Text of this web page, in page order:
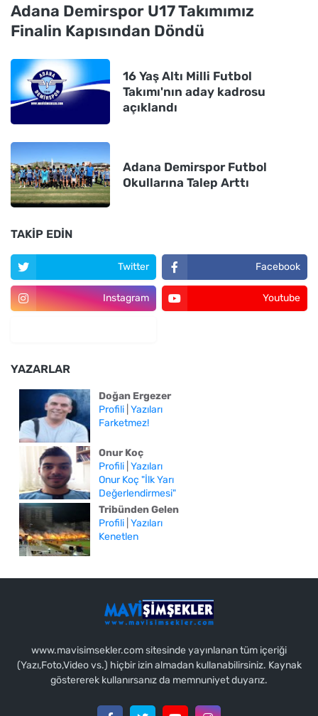
Adana Demirspor U17 Takımımız
Finalin Kapısından Döndü
16 Yaş Altı Milli Futbol
Takımı'nın aday kadrosu
açıklandı
Adana Demirspor Futbol
Okullarına Talep Arttı
TAKIP EDIN
Twitter Facebook
Instagram Youtube
YAZARLAR
Doğan Ergezer
Profili Yazıları
Farketmez!
Onur Koç
Profili Yazıları
Onur Koç "İlk Yarı
Değerlendirmesi"
Tribünden Gelen
Profili Yazıları
Kenetlen
www.mavisimsekler.com sitesinde yayınlanan tüm içeriği
(Yazı,Foto,Video vs.) hiçbir izin almadan kullanabilirsiniz. Kaynak
göstererek kullanırsanız da memnuniyet duyarız.